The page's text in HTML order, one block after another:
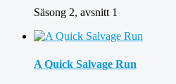
Säsong 2, avsnitt 1
A Quick Salvage Run